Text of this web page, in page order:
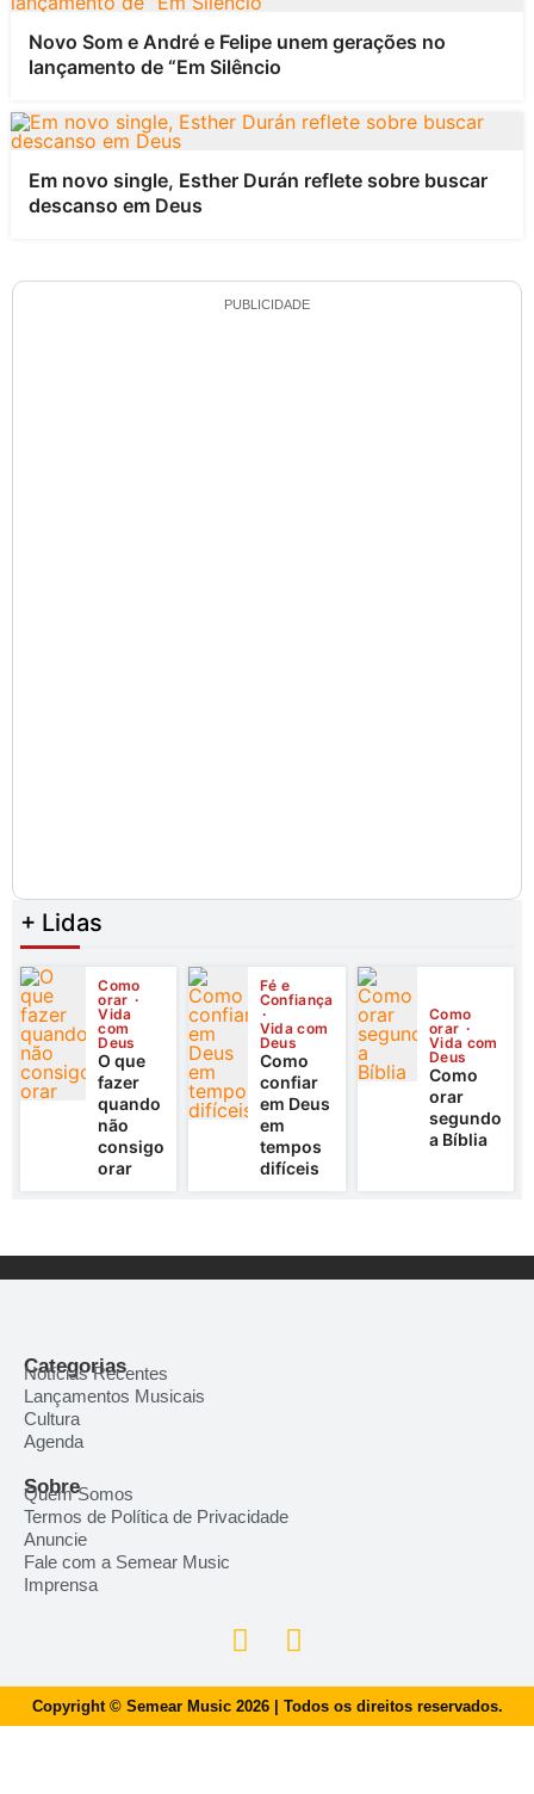
Novo Som e André e Felipe unem gerações no
lançamento de “Em Silêncio
Em novo single, Esther Durán reflete sobre buscar
descanso em Deus
PUBLICIDADE
+ Lidas
Como
orar
Vida
com
Deus
O que
fazer
quando
não
consigo
orar
Fé e
Confiança
Vida com
Deus
Como
confiar
em Deus
em
tempos
difíceis
Como
orar
Vida com
Deus
Como
orar
segundo
a Bíblia
Categorias
Notícias Recentes
Lançamentos Musicais
Cultura
Agenda
Sobre
Quem Somos
Termos de Política de Privacidade
Anuncie
Fale com a Semear Music
Imprensa
Copyright © Semear Music 2026 | Todos os direitos reservados.